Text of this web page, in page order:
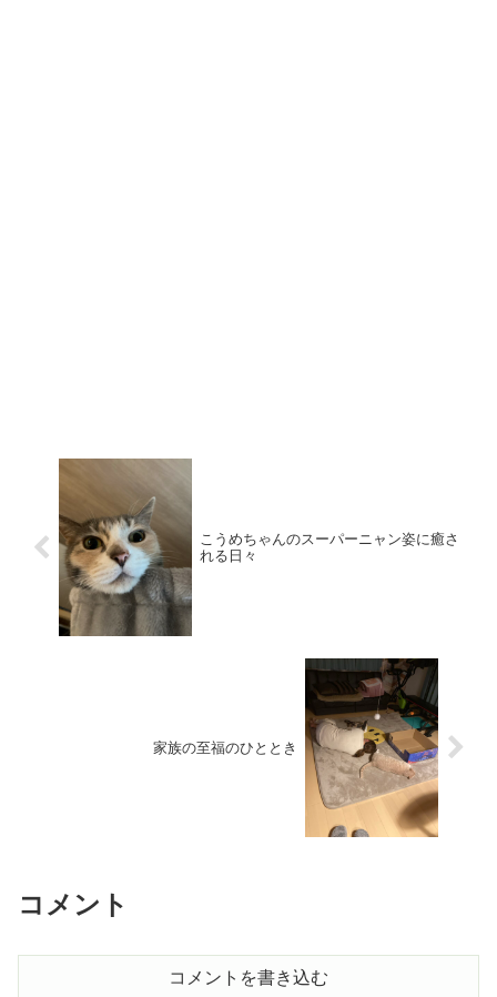
こうめちゃんのスーパーニャン姿に癒さ
れる日々
家族の至福のひととき
コメント
コメントを書き込む